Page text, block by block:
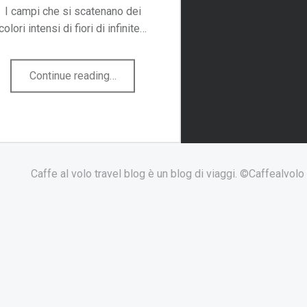
I campi che si scatenano dei
intensi di fiori di infinite…
Continue reading"Primavera
in
mulini
tulipani"
…
Caffe al volo travel blog è un blog di viaggi. ©Caffealvolo